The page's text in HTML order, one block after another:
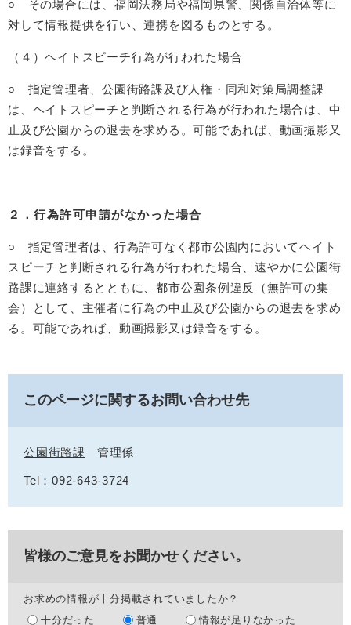
○ その場合には、福岡法務局や福岡県警、関係自治体等に
対して情報提供を行い、連携を図るものとする。
（４）ヘイトスピーチ行為が行われた場合
○ 指定管理者、公園街路課及び人権・同和対策局調整課
は、ヘイトスピーチと判断される行為が行われた場合は、中
止及び公園からの退去を求める。可能であれば、動画撮影又
は録音をする。
２．行為許可申請がなかった場合
○ 指定管理者は、行為許可なく都市公園内においてヘイト
スピーチと判断される行為が行われた場合、速やかに公園街
路課に連絡するとともに、都市公園条例違反（無許可の集
会）として、主催者に行為の中止及び公園からの退去を求め
る。可能であれば、動画撮影又は録音をする。
このページに関するお問い合わせ先
公園街路課 管理係
Tel：092-643-3724
皆様のご意見をお聞かせください。
お求めの情報が十分掲載されていましたか？
十分だった
普通 情報が足りなかった